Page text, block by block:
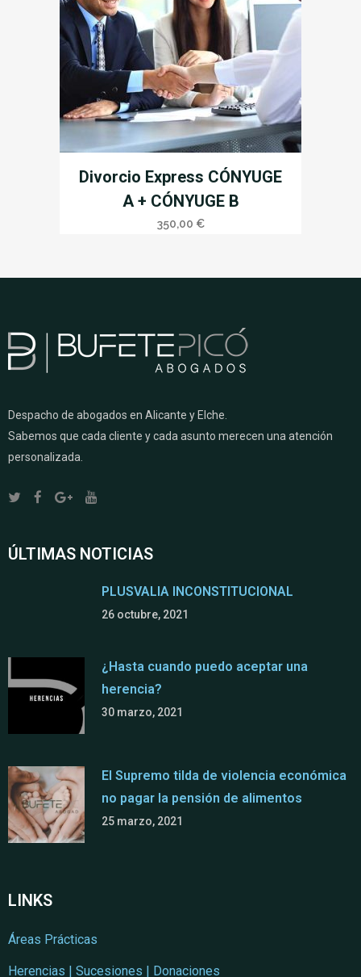
Divorcio Express CÓNYUGE
A + CÓNYUGE B
350,00 €
Despacho de abogados en Alicante y Elche.
Sabemos que cada cliente y cada asunto merecen una atención
personalizada.
ÚLTIMAS NOTICIAS
PLUSVALIA INCONSTITUCIONAL
26 octubre, 2021
¿Hasta cuando puedo aceptar una
herencia?
30 marzo, 2021
El Supremo tilda de violencia económica
no pagar la pensión de alimentos
25 marzo, 2021
LINKS
Áreas Prácticas
Herencias | Sucesiones | Donaciones